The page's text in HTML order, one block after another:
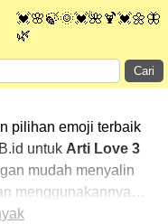
💓🌸🍃🌞💓🌺🍹💓🌼🦋
🌿
Cari
pilihan emoji terbaik
untuk Arti Love 3
mudah menyalin
menggunakannya di
sentuhan